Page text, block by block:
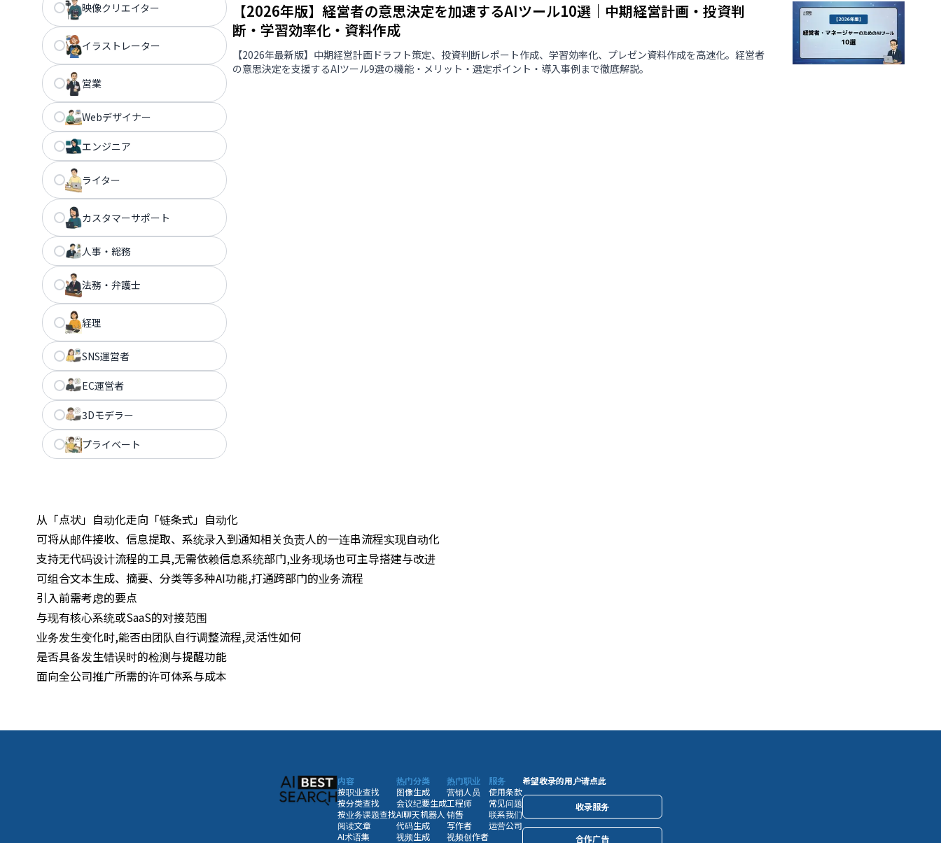
映像クリエイター
イラストレーター
営業
Webデザイナー
エンジニア
ライター
カスタマーサポート
人事・総務
法務・弁護士
経理
SNS運営者
EC運営者
3Dモデラー
プライベート
【2026年版】経営者の意思決定を加速するAIツール10選｜中期経営計画・投資判
断・学習効率化・資料作成
【2026年最新版】中期経営計画ドラフト策定、投資判断レポート作成、学習効率化、プレゼン資料作成を高速化。経営者
の意思決定を支援するAIツール9選の機能・メリット・選定ポイント・導入事例まで徹底解説。
从「点状」自动化走向「链条式」自动化
可将从邮件接收、信息提取、系统录入到通知相关负责人的一连串流程实现自动化
支持无代码设计流程的工具,无需依赖信息系统部门,业务现场也可主导搭建与改进
可组合文本生成、摘要、分类等多种AI功能,打通跨部门的业务流程
引入前需考虑的要点
与现有核心系统或SaaS的对接范围
业务发生变化时,能否由团队自行调整流程,灵活性如何
是否具备发生错误时的检测与提醒功能
面向全公司推广所需的许可体系与成本
内容
按职业查找
按分类查找
按业务课题查找
阅读文章
AI术语集
热门分类
图像生成
会议纪要生成
AI聊天机器人
代码生成
视频生成
热门职业
营销人员
工程师
销售
写作者
视频创作者
服务
使用条款
常见问题
联系我们
运营公司
希望收录的用户请点此
收录服务
合作广告